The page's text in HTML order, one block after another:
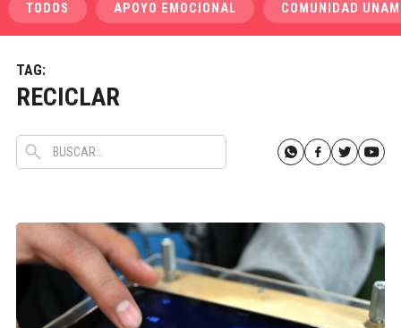
TODOS APOYO EMOCIONAL COMUNIDAD UNAM
TAG:
RECICLAR